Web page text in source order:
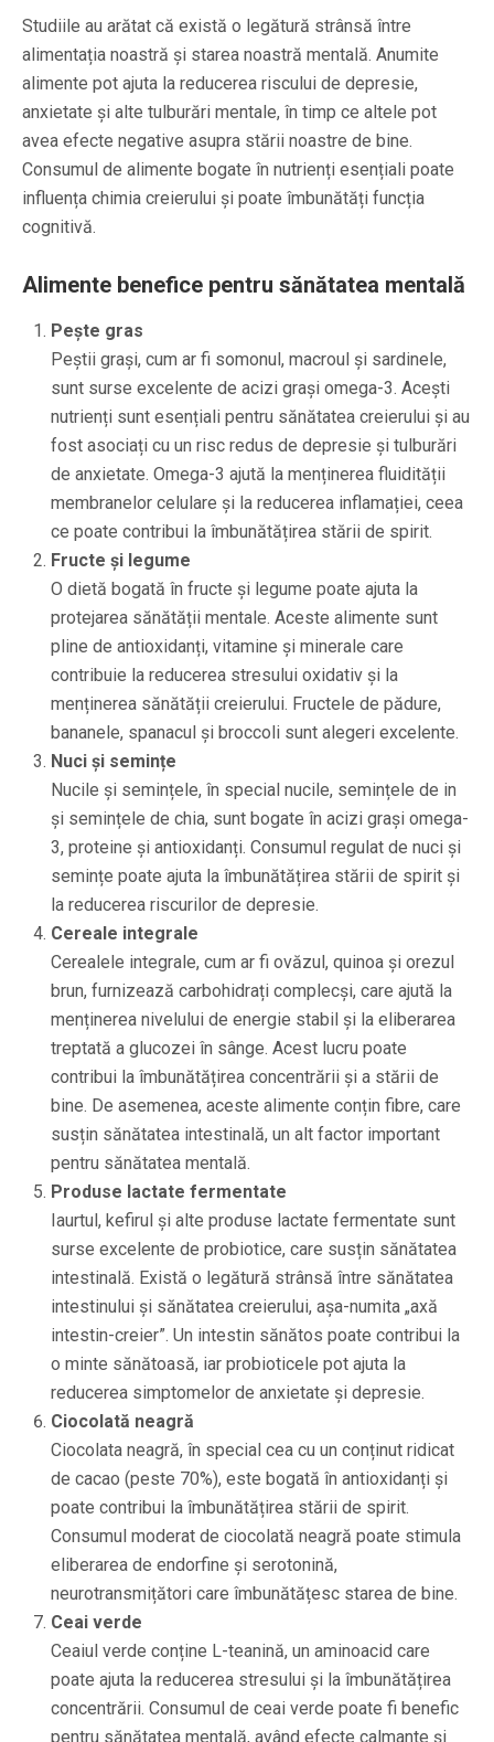
Studiile au arătat că există o legătură strânsă între
alimentația noastră și starea noastră mentală. Anumite
alimente pot ajuta la reducerea riscului de depresie,
anxietate și alte tulburări mentale, în timp ce altele pot
avea efecte negative asupra stării noastre de bine.
Consumul de alimente bogate în nutrienți esențiali poate
influența chimia creierului și poate îmbunătăți funcția
cognitivă.
Alimente benefice pentru sănătatea mentală
Pește gras
Peștii grași, cum ar fi somonul, macroul și sardinele,
sunt surse excelente de acizi grași omega-3. Acești
nutrienți sunt esențiali pentru sănătatea creierului și au
fost asociați cu un risc redus de depresie și tulburări
de anxietate. Omega-3 ajută la menținerea fluidității
membranelor celulare și la reducerea inflamației, ceea
ce poate contribui la îmbunătățirea stării de spirit.
Fructe și legume
O dietă bogată în fructe și legume poate ajuta la
protejarea sănătății mentale. Aceste alimente sunt
pline de antioxidanți, vitamine și minerale care
contribuie la reducerea stresului oxidativ și la
menținerea sănătății creierului. Fructele de pădure,
bananele, spanacul și broccoli sunt alegeri excelente.
Nuci și semințe
Nucile și semințele, în special nucile, semințele de in
și semințele de chia, sunt bogate în acizi grași omega-
3, proteine și antioxidanți. Consumul regulat de nuci și
semințe poate ajuta la îmbunătățirea stării de spirit și
la reducerea riscurilor de depresie.
Cereale integrale
Cerealele integrale, cum ar fi ovăzul, quinoa și orezul
brun, furnizează carbohidrați complecși, care ajută la
menținerea nivelului de energie stabil și la eliberarea
treptată a glucozei în sânge. Acest lucru poate
contribui la îmbunătățirea concentrării și a stării de
bine. De asemenea, aceste alimente conțin fibre, care
susțin sănătatea intestinală, un alt factor important
pentru sănătatea mentală.
Produse lactate fermentate
Iaurtul, kefirul și alte produse lactate fermentate sunt
surse excelente de probiotice, care susțin sănătatea
intestinală. Există o legătură strânsă între sănătatea
intestinului și sănătatea creierului, așa-numita „axă
intestin-creier”. Un intestin sănătos poate contribui la
o minte sănătoasă, iar probioticele pot ajuta la
reducerea simptomelor de anxietate și depresie.
Ciocolată neagră
Ciocolata neagră, în special cea cu un conținut ridicat
de cacao (peste 70%), este bogată în antioxidanți și
poate contribui la îmbunătățirea stării de spirit.
Consumul moderat de ciocolată neagră poate stimula
eliberarea de endorfine și serotonină,
neurotransmițători care îmbunătățesc starea de bine.
Ceai verde
Ceaiul verde conține L-teanină, un aminoacid care
poate ajuta la reducerea stresului și la îmbunătățirea
concentrării. Consumul de ceai verde poate fi benefic
pentru sănătatea mentală, având efecte calmante și